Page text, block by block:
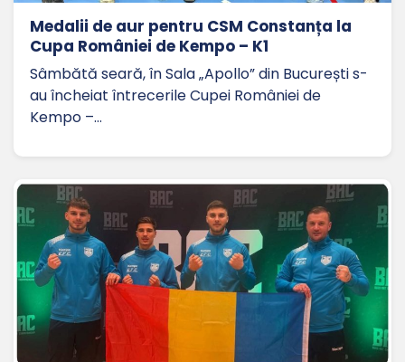
Medalii de aur pentru CSM Constanța la
Cupa României de Kempo – K1
Sâmbătă seară, în Sala „Apollo” din București s-
au încheiat întrecerile Cupei României de
Kempo –…